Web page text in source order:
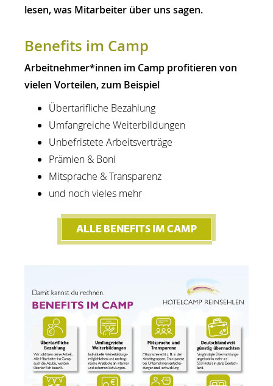
lesen, was Mitarbeiter über uns sagen.
Benefits im Camp
Arbeitnehmer*innen im Camp profitieren von
vielen Vorteilen, zum Beispiel
Übertarifliche Bezahlung
Umfangreiche Weiterbildungen
Unbefristete Arbeitsverträge
Prämien & Boni
Mitsprache & Transparenz
und noch vieles mehr
ALLE BENEFITS IM CAMP